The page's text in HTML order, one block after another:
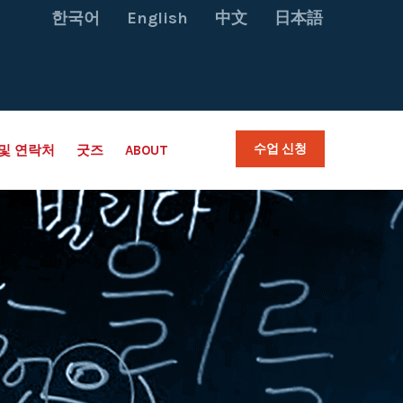
한국어 English 中文 日本語
연락처 굿즈 ABOUT 수업 신청